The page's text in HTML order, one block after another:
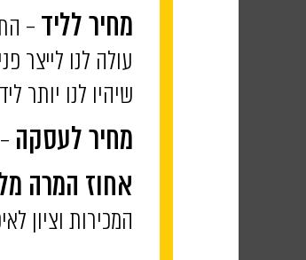
מחיר לליד –
עולה לנו לייצר
שיהיו לנו יותר
מחיר לעסקה
אחוז המרה
המכירות וציון